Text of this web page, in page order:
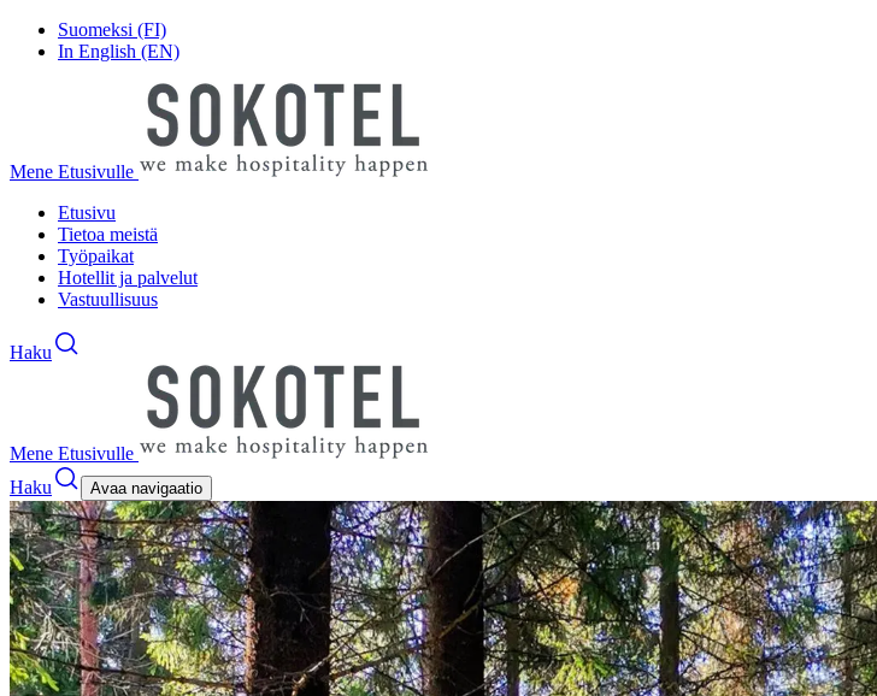
Suomeksi (FI)
In English (EN)
Mene Etusivulle
Etusivu
Tietoa meistä
Työpaikat
Hotellit ja palvelut
Vastuullisuus
Haku
Mene Etusivulle
Haku
Avaa navigaatio